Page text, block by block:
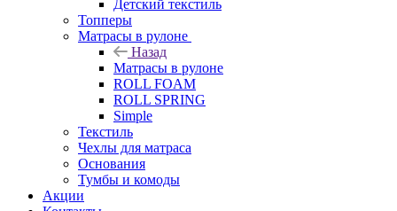
Детский текстиль
Топперы
Матрасы в рулоне
Назад
Матрасы в рулоне
ROLL FOAM
ROLL SPRING
Simple
Текстиль
Чехлы для матраса
Основания
Тумбы и комоды
Акции